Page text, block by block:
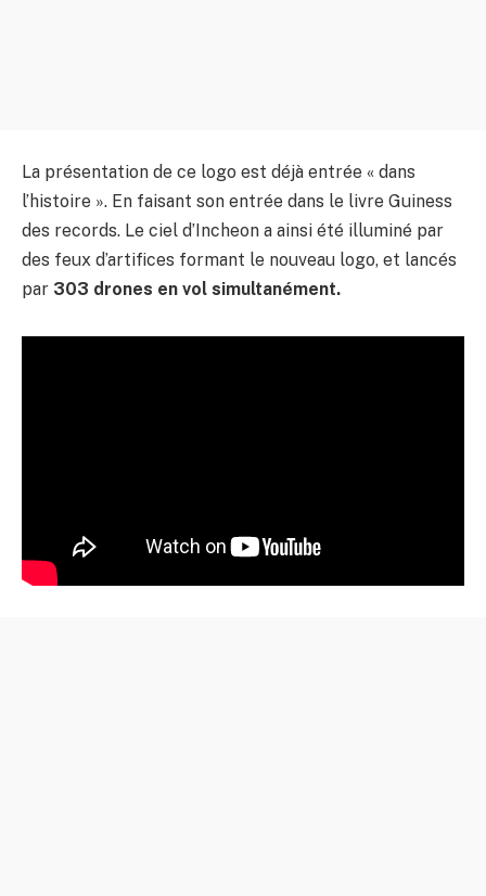
La présentation de ce logo est déjà entrée « dans
l’histoire ». En faisant son entrée dans le livre Guiness
des records. Le ciel d’Incheon a ainsi été illuminé par
des feux d’artifices formant le nouveau logo, et lancés
par 303 drones en vol simultanément.